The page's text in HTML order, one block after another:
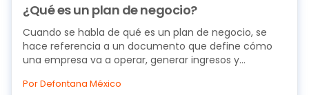
¿Qué es un plan de negocio?
Cuando se habla de qué es un plan de negocio, se
hace referencia a un documento que define cómo
una empresa va a operar, generar ingresos y
Por Defontana México